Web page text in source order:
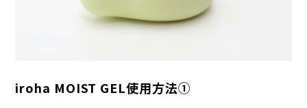
iroha MOIST GEL使用方法①